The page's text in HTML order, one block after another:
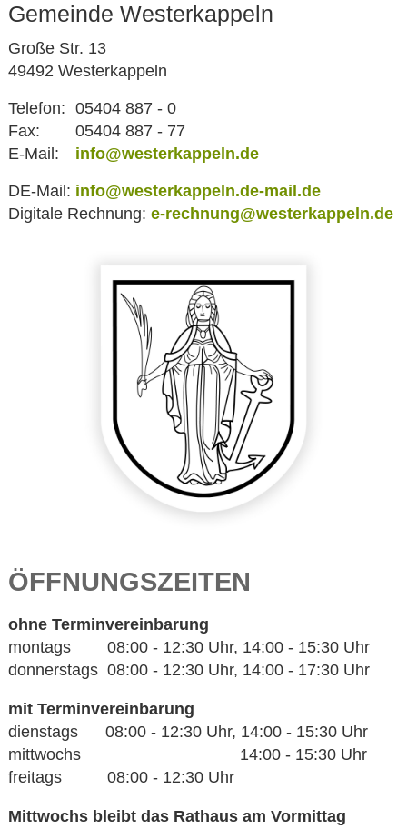
Gemeinde Westerkappeln
Große Str. 13
49492 Westerkappeln
Telefon: 05404 887 - 0
Fax:
05404 887 - 77
E-Mail:
info@westerkappeln.de
DE-Mail: info@westerkappeln.de-mail.de
Digitale Rechnung: e-rechnung@westerkappeln.de
ÖFFNUNGSZEITEN
ohne Terminvereinbarung
montags 08:00 - 12:30 Uhr, 14:00 - 15:30 Uhr
donnerstags 08:00 - 12:30 Uhr, 14:00 - 17:30 Uhr
mit Terminvereinbarung
dienstags 08:00 - 12:30 Uhr, 14:00 - 15:30 Uhr
mittwochs 14:00 - 15:30 Uhr
freitags 08:00 - 12:30 Uhr
Mittwochs bleibt das Rathaus am Vormittag